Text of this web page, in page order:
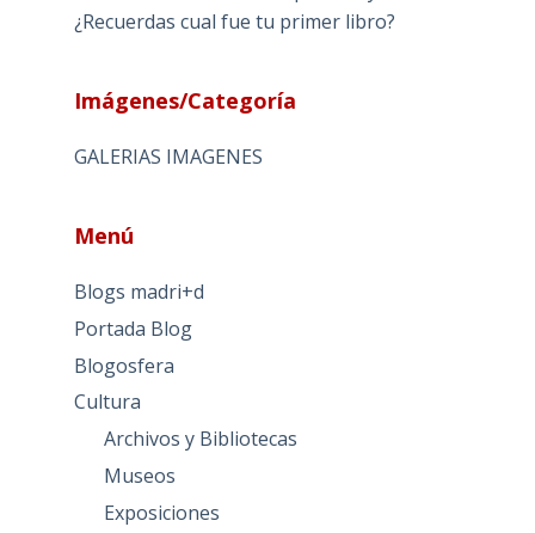
¿Recuerdas cual fue tu primer libro?
Imágenes/Categoría
GALERIAS IMAGENES
Menú
Blogs madri+d
Portada Blog
Blogosfera
Cultura
Archivos y Bibliotecas
Museos
Exposiciones